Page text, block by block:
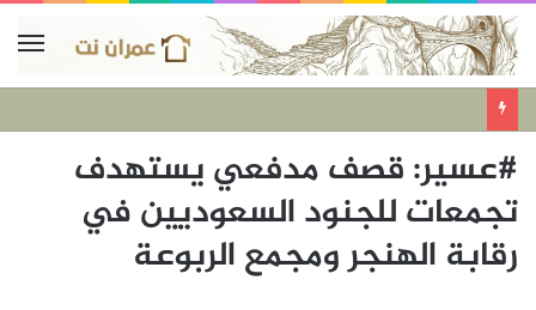
#عسير: قصف مدفعي يستهدف
تجمعات للجنود السعوديين في
رقابة الهنجر ومجمع الربوعة